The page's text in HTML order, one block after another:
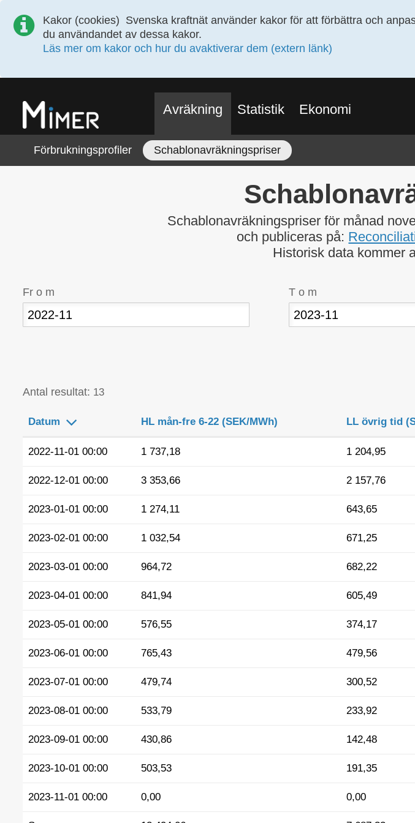
Kakor (cookies) Svenska kraftnät använder kakor för att förbättra och
du användandet av dessa kakor.
Läs mer om kakor och hur du avaktiverar dem (extern länk)
Avräkning Statistik Ekonomi
Förbrukningsprofiler Schablonavräkningspriser
Schablonavräkningspriser för månad
och publiceras på:
Historisk data kommer
Fr o m T o m
Antal resultat: 13
Datum HL mån-fre 6-22 (SEK/MWh) LL övrig tid
2022-11-01 00:00 1 737,18 1 204,95
2022-12-01 00:00 3 353,66 2 157,76
2023-01-01 00:00 1 274,11 643,65
2023-02-01 00:00 1 032,54 671,25
2023-03-01 00:00 964,72 682,22
2023-04-01 00:00 841,94 605,49
2023-05-01 00:00 576,55 374,17
2023-06-01 00:00 765,43 479,56
2023-07-01 00:00 479,74 300,52
2023-08-01 00:00 533,79 233,92
2023-09-01 00:00 430,86 142,48
2023-10-01 00:00 503,53 191,35
2023-11-01 00:00 0,00 0,00